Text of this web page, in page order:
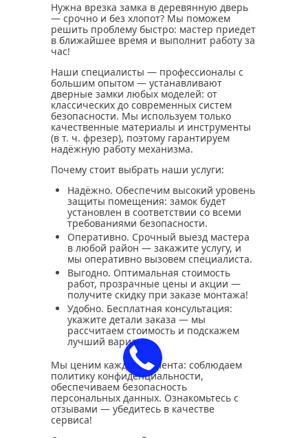
Нужна врезка замка в деревянную дверь
— срочно и без хлопот? Мы поможем
решить проблему быстро: мастер приедет
в ближайшее время и выполнит работу за
час!
Наши специалисты — профессионалы с
большим опытом — устанавливают
дверные замки любых моделей: от
классических до современных систем
безопасности. Мы используем только
качественные материалы и инструменты
(в т. ч. фрезер), поэтому гарантируем
надёжную работу механизма.
Почему стоит выбрать наши услуги:
Надёжно. Обеспечим высокий уровень
защиты помещения: замок будет
установлен в соответствии со всеми
требованиями безопасности.
Оперативно. Срочный выезд мастера
в любой район — закажите услугу, и
мы оперативно вызовем специалиста.
Выгодно. Оптимальная стоимость
работ, прозрачные цены и акции —
получите скидку при заказе монтажа!
Удобно. Бесплатная консультация:
укажите детали заказа — мы
рассчитаем стоимость и подскажем
лучший вариант.
Мы ценим каждого клиента: соблюдаем
политику конфиденциальности,
обеспечиваем безопасность
персональных данных. Ознакомьтесь с
отзывами — убедитесь в качестве
сервиса!